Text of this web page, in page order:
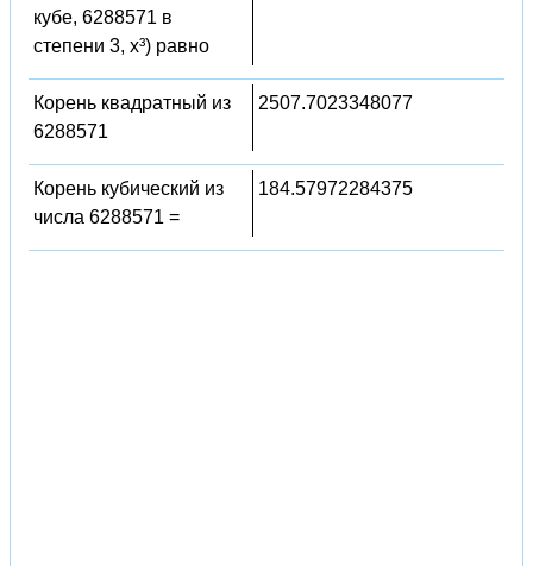
кубе, 6288571 в
степени 3, x³) равно
Корень квадратный из
6288571
2507.7023348077
Корень кубический из
числа 6288571 =
184.57972284375